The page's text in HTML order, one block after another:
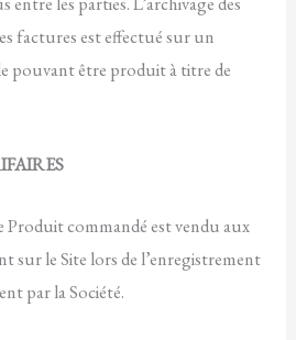
factures est effectué sur un
pouvant être produit à titre de
Produit commandé est vendu aux
sur le Site lors de l’enregistrement
par la Société.